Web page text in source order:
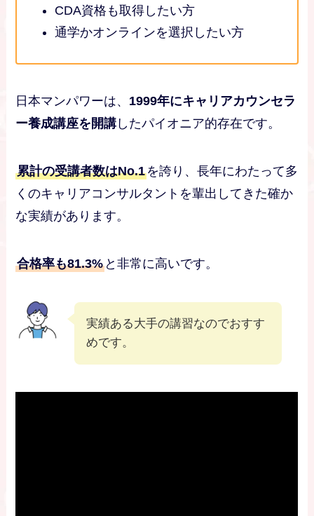
CDA資格も取得したい方
通学かオンラインを選択したい方
日本マンパワーは、 1999年にキャリアカウンセラ
ー養成講座を開講 したパイオニア的存在です。
累計の受講者数はNo.1を誇り、長年にわたって多
くのキャリアコンサルタントを輩出してきた確か
な実績があります。
合格率も81.3% と非常に高いです。
実績ある大手の講習なのでおすす
めです。